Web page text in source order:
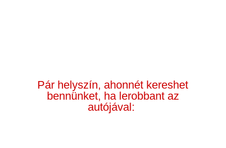
Pár helyszín, ahonnét kereshet
bennünket, ha lerobbant az
autójával: